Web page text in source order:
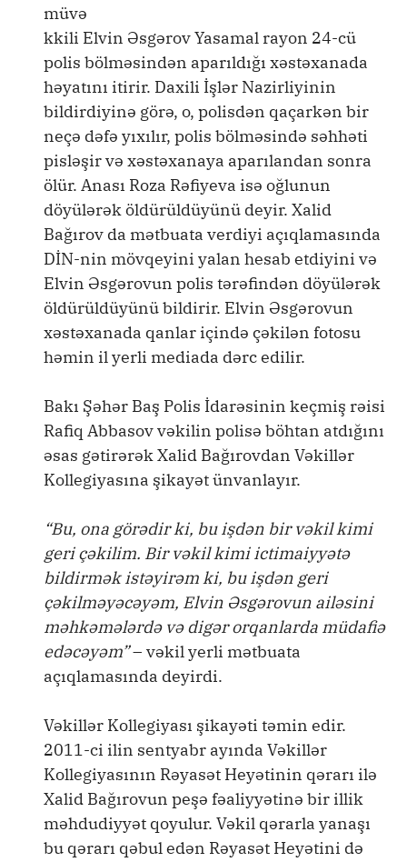
müvə
kkili Elvin Əsgərov Yasamal rayon 24-cü
polis bölməsindən aparıldığı xəstəxanada
həyatını itirir. Daxili İşlər Nazirliyinin
bildirdiyinə görə, o, polisdən qaçarkən bir
neçə dəfə yıxılır, polis bölməsində səhhəti
pisləşir və xəstəxanaya aparılandan sonra
ölür. Anası Roza Rəfiyeva isə oğlunun
döyülərək öldürüldüyünü deyir. Xalid
Bağırov da mətbuata verdiyi açıqlamasında
DİN-nin mövqeyini yalan hesab etdiyini və
Elvin Əsgərovun polis tərəfindən döyülərək
öldürüldüyünü bildirir. Elvin Əsgərovun
xəstəxanada qanlar içində çəkilən fotosu
həmin il yerli mediada dərc edilir.
Bakı Şəhər Baş Polis İdarəsinin keçmiş rəisi
Rafiq Abbasov vəkilin polisə böhtan atdığını
əsas gətirərək Xalid Bağırovdan Vəkillər
Kollegiyasına şikayət ünvanlayır.
“Bu, ona görədir ki, bu işdən bir vəkil kimi
geri çəkilim. Bir vəkil kimi ictimaiyyətə
bildirmək istəyirəm ki, bu işdən geri
çəkilməyəcəyəm, Elvin Əsgərovun ailəsini
məhkəmələrdə və digər orqanlarda müdafiə
edəcəyəm”– vəkil yerli mətbuata
açıqlamasında deyirdi.
Vəkillər Kollegiyası şikayəti təmin edir.
2011-ci ilin sentyabr ayında Vəkillər
Kollegiyasının Rəyasət Heyətinin qərarı ilə
Xalid Bağırovun peşə fəaliyyətinə bir illik
məhdudiyyət qoyulur. Vəkil qərarla yanaşı
bu qərarı qəbul edən Rəyasət Heyətini də